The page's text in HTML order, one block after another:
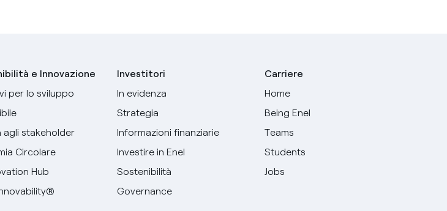
e Innovazione
per lo sviluppo
agli stakeholder
Circolare
Hub
Investitori
In evidenza
Strategia
Informazioni finanziarie
Investire in Enel
Sostenibilità
Governance
Carriere
Home
Being Enel
Teams
Students
Jobs